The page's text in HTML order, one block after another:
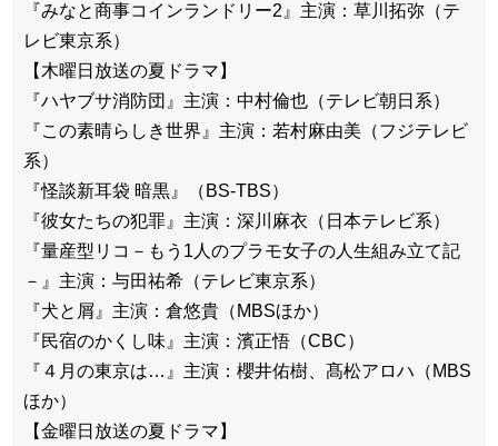
『みなと商事コインランドリー2』主演：草川拓弥（テ
レビ東京系）
【木曜日放送の夏ドラマ】
『ハヤブサ消防団』主演：中村倫也（テレビ朝日系）
『この素晴らしき世界』主演：若村麻由美（フジテレビ
系）
『怪談新耳袋 暗黒』（BS-TBS）
『彼女たちの犯罪』主演：深川麻衣（日本テレビ系）
『量産型リコ－もう1人のプラモ女子の人生組み立て記
－』主演：与田祐希（テレビ東京系）
『犬と屑』主演：倉悠貴（MBSほか）
『民宿のかくし味』主演：濱正悟（CBC）
『４月の東京は…』主演：櫻井佑樹、髙松アロハ（MBS
ほか）
【金曜日放送の夏ドラマ】